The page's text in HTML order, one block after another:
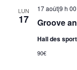
LUN
17 Groove
17 août|9 h
Hall des
90€